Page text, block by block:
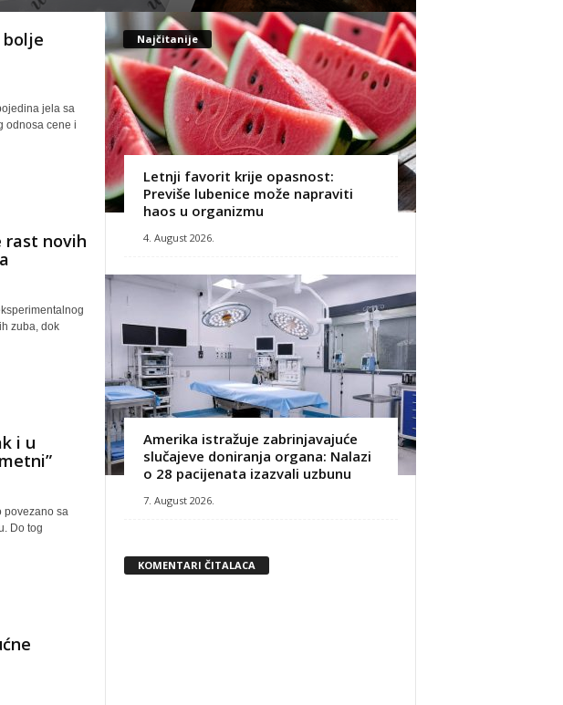
jela sa
odnosa cene i
rast novih
zuba, dok
i u
povezano sa
Do tog
Najčitanije
Letnji favorit krije opasnost:
Previše lubenice može napraviti
haos u organizmu
4. August 2026.
Amerika istražuje zabrinjavajuće
slučajeve doniranja organa: Nalazi
o 28 pacijenata izazvali uzbunu
7. August 2026.
KOMENTARI ČITALACA